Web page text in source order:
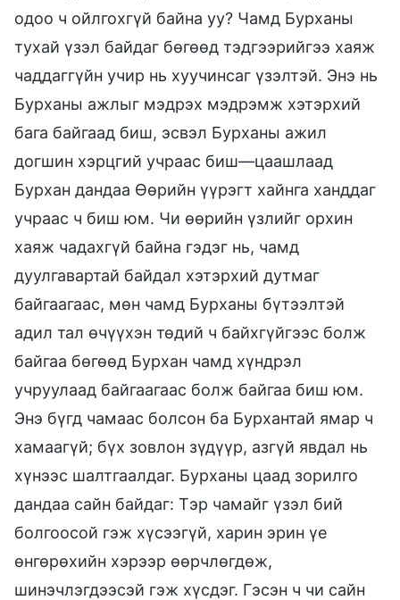
одоо ч ойлгохгүй байна уу? Чамд Бурханы
тухай үзэл байдаг бөгөөд тэдгээрийгээ хаяж
чаддаггүйн учир нь хуучинсаг үзэлтэй. Энэ нь
Бурханы ажлыг мэдрэх мэдрэмж хэтэрхий
бага байгаад биш, эсвэл Бурханы ажил
догшин хэрцгий учраас биш—цаашлаад
Бурхан дандаа Өөрийн үүрэгт хайнга ханддаг
учраас ч биш юм. Чи өөрийн үзлийг орхин
хаяж чадахгүй байна гэдэг нь, чамд
дуулгавартай байдал хэтэрхий дутмаг
байгаагаас, мөн чамд Бурханы бүтээлтэй
адил тал өчүүхэн төдий ч байхгүйгээс болж
байгаа бөгөөд Бурхан чамд хүндрэл
учруулаад байгаагаас болж байгаа биш юм.
Энэ бүгд чамаас болсон ба Бурхантай ямар ч
хамаагүй; бүх зовлон зүдүүр, азгүй явдал нь
хүнээс шалтгаалдаг. Бурханы цаад зорилго
дандаа сайн байдаг: Тэр чамайг үзэл бий
болгоосой гэж хүсээгүй, харин эрин үе
өнгөрөхийн хэрээр өөрчлөгдөж,
шинэчлэгдээсэй гэж хүсдэг. Гэсэн ч чи сайн